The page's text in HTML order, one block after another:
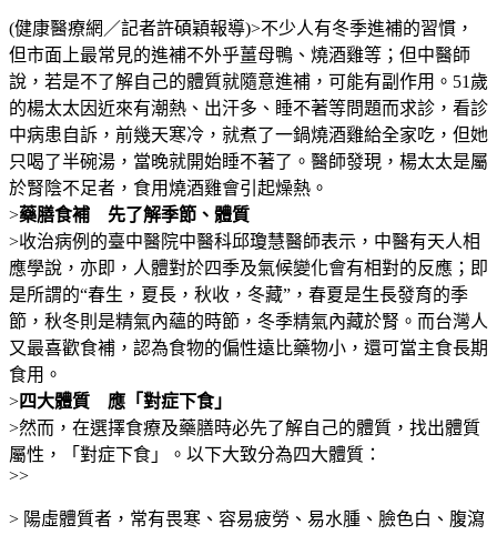
(健康醫療網／記者許碩穎報導)>不少人有冬季進補的習慣，
但市面上最常見的進補不外乎薑母鴨、燒酒雞等；但中醫師
說，若是不了解自己的體質就隨意進補，可能有副作用。51歲
的楊太太因近來有潮熱、出汗多、睡不著等問題而求診，看診
中病患自訴，前幾天寒冷，就煮了一鍋燒酒雞給全家吃，但她
只喝了半碗湯，當晚就開始睡不著了。醫師發現，楊太太是屬
於腎陰不足者，食用燒酒雞會引起燥熱。
>藥膳食補 先了解季節、體質
>收治病例的臺中醫院中醫科邱瓊慧醫師表示，中醫有天人相
應學說，亦即，人體對於四季及氣候變化會有相對的反應；即
是所謂的“春生，夏長，秋收，冬藏”，春夏是生長發育的季
節，秋冬則是精氣內蘊的時節，冬季精氣內藏於腎。而台灣人
又最喜歡食補，認為食物的偏性遠比藥物小，還可當主食長期
食用。
>四大體質 應「對症下食」
>然而，在選擇食療及藥膳時必先了解自己的體質，找出體質
屬性，「對症下食」。以下大致分為四大體質：
>>
> 陽虛體質者，常有畏寒、容易疲勞、易水腫、臉色白、腹瀉